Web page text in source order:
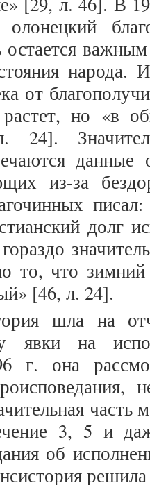
остается
народа.
от
но «в
24].
из-за
долг
то, что зимний
[46, л. 24].
шла на
явки на
г. она
часть
3, 5 и
об